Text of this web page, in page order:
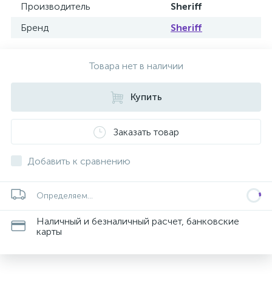
Производитель
Sheriff
Бренд
Sheriff
Товара нет в наличии
Купить
Заказать товар
Добавить к сравнению
Определяем...
Наличный и безналичный расчет, банковские
карты